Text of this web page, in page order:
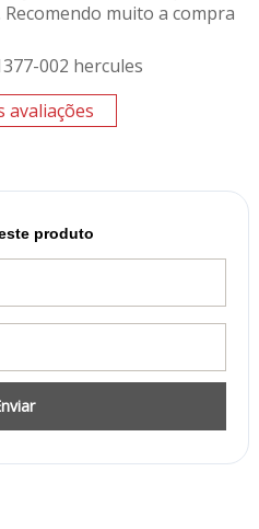
muito a compra
002 hercules
avaliações
produto